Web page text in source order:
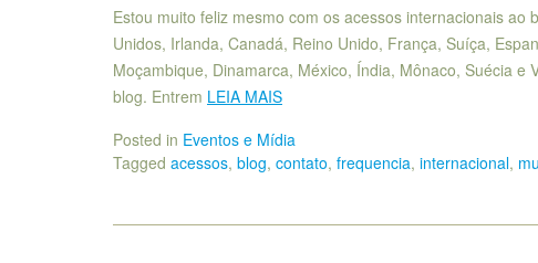
Estou muito feliz mesmo com os acessos internacionais
Unidos, Irlanda, Canadá, Reino Unido, França, Suíça,
Moçambique, Dinamarca, México, Índia, Mônaco, Suécia
blog. Entrem LEIA MAIS
Posted in Eventos e Mídia
Tagged acessos, blog, contato, frequencia, internacional,